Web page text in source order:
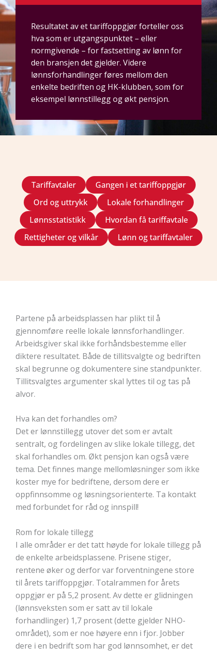
Resultatet av et tariffoppgjør forteller oss
hva som er utgangspunktet – eller
normgivende – for fastsetting av lønn for
den bransjen det gjelder. Videre
lønnsforhandlinger føres mellom den
enkelte bedriften og HK-klubben, som for
eksempel lønnstillegg og økt pensjon.
Tariffavtaler
Gangen i et tariffoppgjør
Ord og uttrykk
Lokale forhandlinger
Lønnsstatistikk
Hvordan få tariffavtale
Rettigheter og vilkår
Lønn og tariffavtaler
Partene på arbeidsplassen har plikt til å
gjennomføre reelle lokale lønnsforhandlinger.
Arbeidsgiver skal ikke forhåndsbestemme eller
diktere resultatet. Både de tillitsvalgte og bedriften
skal begrunne og dokumentere sine standpunkter.
Tillitsvalgtes argumenter skal lyttes til og tas på
alvor.
Hva kan det forhandles om?
Det er lønnstillegg utover det som er avtalt
sentralt, og fordelingen av slike lokale tillegg, det
skal forhandles om. Økt pensjon kan også være
tema. Det finnes mange mellomløsninger som ikke
koster mye for bedriftene, dersom dere er
oppfinnsomme og løsningsorienterte. Ta kontakt
med forbundet for råd og innspill!
Rom for lokale tillegg
I alle områder er det tatt høyde for lokale tillegg på
de enkelte arbeidsplassene. Prisene stiger,
rentene øker og derfor var forventningene store
til årets tariffoppgjør. Totalrammen for årets
oppgjør er på 5,2 prosent. Av dette er glidningen
(lønnsveksten som er satt av til lokale
forhandlinger) 1,7 prosent (dette gjelder NHO-
området), som er noe høyere enn i fjor. Jobber
dere i en bedrift som har god lønnsomhet, er det